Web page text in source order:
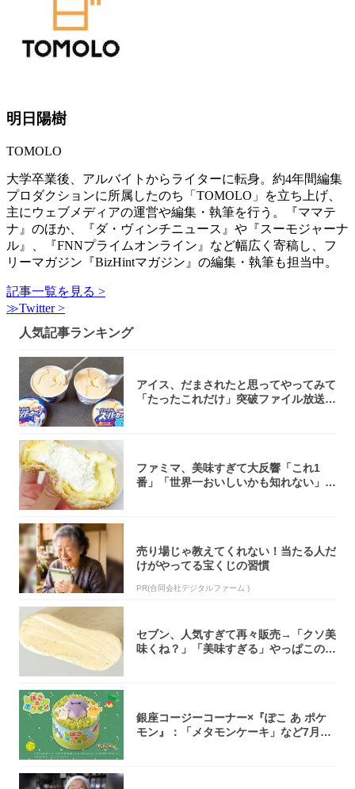
明日陽樹
TOMOLO
大学卒業後、アルバイトからライターに転身。約4年間編集
プロダクションに所属したのち「TOMOLO」を立ち上げ、
主にウェブメディアの運営や編集・執筆を行う。『ママテ
ナ』のほか、『ダ・ヴィンチニュース』や『スーモジャーナ
ル』、『FNNプライムオンライン』など幅広く寄稿し、フ
リーマガジン『BizHintマガジン』の編集・執筆も担当中。
記事一覧を見る >
≫Twitter >
人気記事ランキング
アイス、だまされたと思ってやってみて
「たったこれだけ」突破ファイル放送で
ファミマ、美味すぎて大反響「これ1
番」「世界一おいしいかも知れない」
売り場じゃ教えてくれない！当たる人だ
けがやってる宝くじの習慣
PR(合同会社デジタルファーム )
セブン、人気すぎて再々販売→「クソ美
味くね？」「美味すぎる」やっぱこのク
銀座コージーコーナー×『ぽこ あ ポケ
モン』：「メタモンケーキ」など7月31